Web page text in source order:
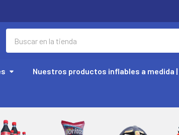
Nuestros productos inflables a medida